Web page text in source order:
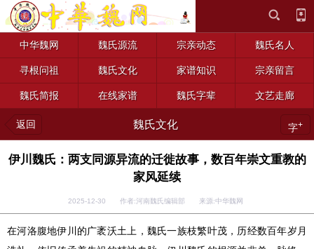
中华魏网 魏氏源流 宗亲动态 魏氏名人
寻根问祖 魏氏文化 家谱知识 宗亲留言
魏氏简报 在线家谱 魏氏字辈 文艺走廊
返回 魏氏文化 字+
伊川魏氏：两支同源异流的迁徙故事，数百年崇文重教的
家风延续
2025-12-30 作者:河南魏氏编辑部 来源:中华魏网
在河洛腹地伊川的广袤沃土上，魏氏一族枝繁叶茂，历经数百年岁月